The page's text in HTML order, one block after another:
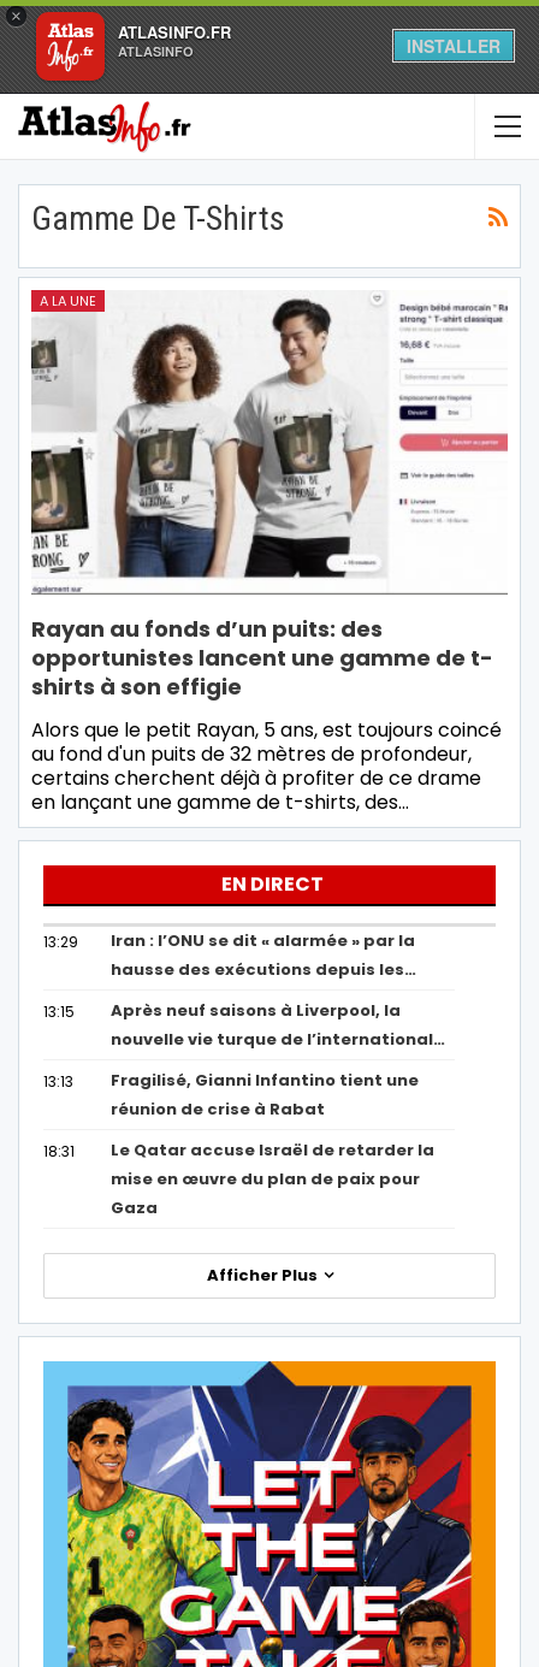
×
ATLASINFO.FR
ATLASINFO INSTALLER
Gamme De T-Shirts
A LA UNE
Rayan au fonds d’un puits: des
opportunistes lancent une gamme de t-
shirts à son effigie
Alors que le petit Rayan, 5 ans, est toujours coincé
au fond d'un puits de 32 mètres de profondeur,
certains cherchent déjà à profiter de ce drame
en lançant une gamme de t-shirts, des…
EN DIRECT
13:29
Iran : l’ONU se dit « alarmée » par la
hausse des exécutions depuis les…
13:15
Après neuf saisons à Liverpool, la
nouvelle vie turque de l’international…
13:13
Fragilisé, Gianni Infantino tient une
réunion de crise à Rabat
18:31
Le Qatar accuse Israël de retarder la
mise en œuvre du plan de paix pour
Gaza
Afficher Plus